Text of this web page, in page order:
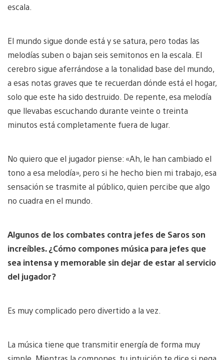
escala.
El mundo sigue donde está y se satura, pero todas las
melodías suben o bajan seis semitonos en la escala. El
cerebro sigue aferrándose a la tonalidad base del mundo,
a esas notas graves que te recuerdan dónde está el hogar,
solo que este ha sido destruido. De repente, esa melodía
que llevabas escuchando durante veinte o treinta
minutos está completamente fuera de lugar.
No quiero que el jugador piense: «Ah, le han cambiado el
tono a esa melodía», pero si he hecho bien mi trabajo, esa
sensación se trasmite al público, quien percibe que algo
no cuadra en el mundo.
Algunos de los combates contra jefes de Saros son
increíbles. ¿Cómo compones música para jefes que
sea intensa y memorable sin dejar de estar al servicio
del jugador?
Es muy complicado pero divertido a la vez.
La música tiene que transmitir energía de forma muy